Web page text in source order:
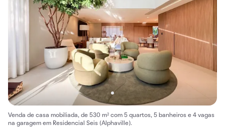
Venda de casa mobiliada, de 530 m² com 5 quartos, 5 banheiros e 4 vagas
na garagem em Residencial Seis (Alphaville).